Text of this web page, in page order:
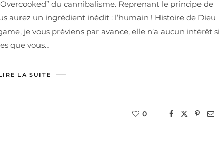
du cannibalisme. Reprenant le principe de
aurez un ingrédient inédit : l’humain ! Histoire de Dieu
je vous préviens par avance, elle n’a aucun intérêt si
que vous…
LA SUITE
0